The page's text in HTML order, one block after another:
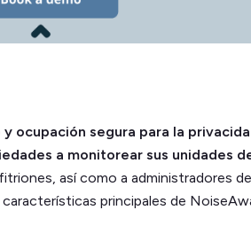
ocupación segura para la
a monitorear sus unidades
así como a administradores de
principales de